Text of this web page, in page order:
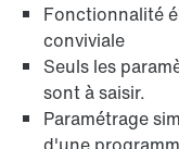
Fonctionnalité
conviviale
Seuls les
sont à saisir.
Paramétrage